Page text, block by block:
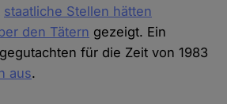
staatliche Stellen hätten
den Tätern gezeigt. Ein
für die Zeit von 1983
aus.